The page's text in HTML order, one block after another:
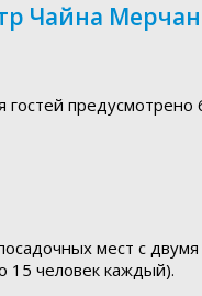
Чайна
предусмотрено
мест с
15 человек каждый).